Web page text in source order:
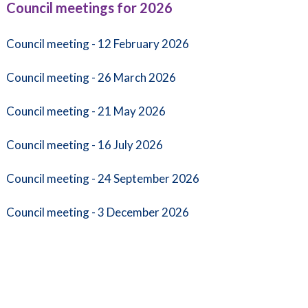
Council meetings for 2026
Council meeting - 12 February 2026
Council meeting - 26 March 2026
Council meeting - 21 May 2026
Council meeting - 16 July 2026
Council meeting - 24 September 2026
Council meeting - 3 December 2026